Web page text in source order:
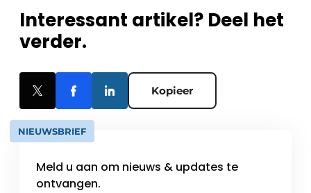
Interessant artikel? Deel het
verder.
Kopieer
NIEUWSBRIEF
Meld u aan om nieuws & updates te
ontvangen.